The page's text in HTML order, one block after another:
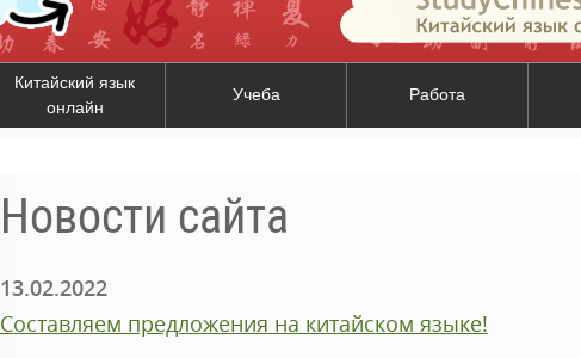
Китайский язык
онлайн
Учеба Работа
Новости сайта
13.02.2022
Составляем предложения на китайском языке!